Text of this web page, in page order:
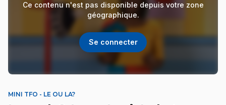
Ce contenu n'est pas disponible depuis votre zone
géographique.
Se connecter
MINI TFO - LE OU LA?